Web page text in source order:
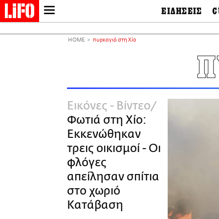
NEWSLETTER
ΑΜΠΑ
PRINT
ΕΙΔΗΣΕΙΣ
&
HOME πυρκαγιά στη Χίο
Εικόνες - Βίντεο
Φωτιά στη Χίο:
Εκκενώθηκαν
τρεις οικισμοί - Οι
φλόγες
απείλησαν σπίτια
στο χωριό
Κατάβαση